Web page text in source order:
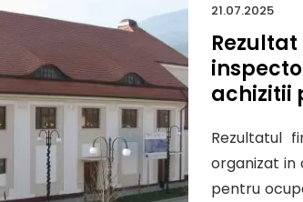
21.07.2025
achizitii
Rezultatul
organizat in
pentru